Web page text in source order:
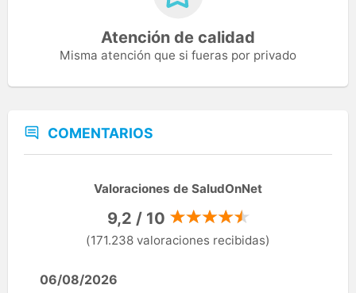
Atención de calidad
Misma atención que si fueras por privado
COMENTARIOS
Valoraciones de SaludOnNet
9,2 / 10
(171.238 valoraciones recibidas)
06/08/2026